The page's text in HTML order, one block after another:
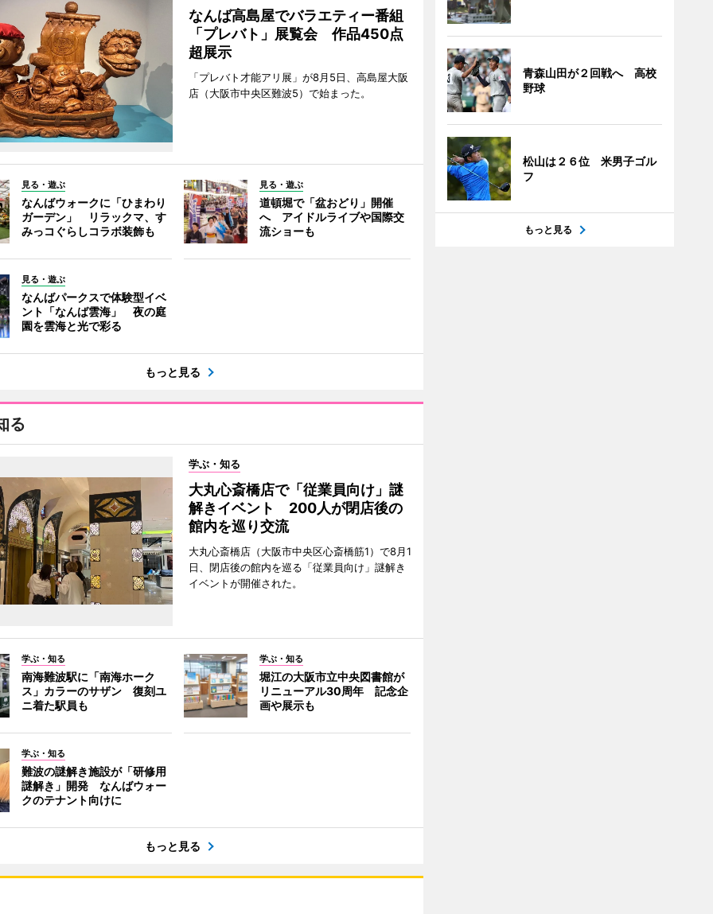
なんば高島屋でバラエティー番組
「プレバト」展覧会 作品450点
超展示
「プレバト才能アリ展」が8月5日、高島屋大阪
店（大阪市中央区難波5）で始まった。
見る・遊ぶ
なんばウォークに「ひまわり
ガーデン」 リラックマ、す
みっコぐらしコラボ装飾も
見る・遊ぶ
道頓堀で「盆おどり」開催
へ アイドルライブや国際交
流ショーも
見る・遊ぶ
なんばパークスで体験型イベ
ント「なんば雲海」 夜の庭
園を雲海と光で彩る
もっと見る
る
学ぶ・知る
大丸心斎橋店で「従業員向け」謎
解きイベント 200人が閉店後の
館内を巡り交流
大丸心斎橋店（大阪市中央区心斎橋筋1）で8月1
日、閉店後の館内を巡る「従業員向け」謎解き
イベントが開催された。
学ぶ・知る
南海難波駅に「南海ホーク
ス」カラーのサザン 復刻ユ
ニ着た駅員も
学ぶ・知る
堀江の大阪市立中央図書館が
リニューアル30周年 記念企
画や展示も
学ぶ・知る
難波の謎解き施設が「研修用
謎解き」開発 なんばウォー
クのテナント向けに
もっと見る
青森山田が２回戦へ 高校
野球
松山は２６位 米男子ゴル
フ
もっと見る